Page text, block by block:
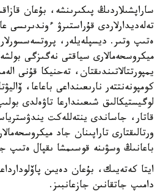
ساراپشىلاردىڭ پىكىرىنشە، بۇعان
تەلەديدارلاردى قۇراستىرۋ ءوندىرىسى
ەتىپ وتىر. ديسپلەيلەر،
ميكروسحەمالارى سياقتى نەگىزگى
يمپورتتالاتىندىقتان، تەحنيكا قۇنى
كومپونەنتتەر نارىعىنداعى باعاعا،
لوگيستيكالىق شىعىندارعا تاۋەلدى
قاتار، جاساندى ينتەللەكت
ورتالىقتارى تاراپىنان جاد
باعانىڭ وسۋىنە قوسىمشا ىقپال ەتىپ
ايتا كەتەيىك، بۇعان دەيىن
دامىپ جاتقانىن جازعانبىز.